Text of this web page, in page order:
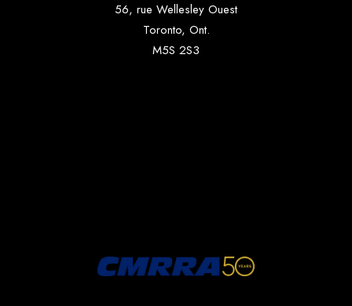
56, rue Wellesley Ouest
Toronto, Ont.
M5S 2S3